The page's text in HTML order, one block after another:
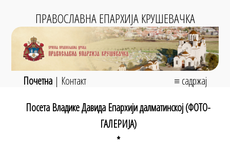
ПРАВОСЛАВНА ЕПАРХИЈА КРУШЕВАЧКА
Почетна| Контакт
≡ садржај
Посета Владике Давида Епархији далматинској (ФОТО-
ГАЛЕРИЈА)
*